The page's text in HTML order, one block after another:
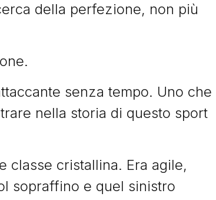
della perfezione, non più
senza tempo. Uno che
nella storia di questo sport
classe cristallina. Era agile,
sopraffino e quel sinistro